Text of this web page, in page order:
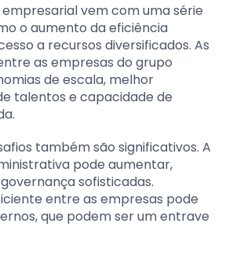
vem com uma série
o aumento da eficiência
a recursos diversificados. As
as empresas do grupo
de escala, melhor
talentos e capacidade de
também são significativos. A
pode aumentar,
sofisticadas.
entre as empresas pode
que podem ser um entrave